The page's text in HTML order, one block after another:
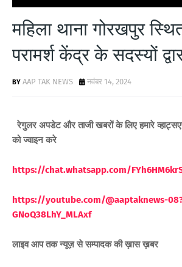
S
महिला थाना गोरखपुर
परामर्श केंद्र के सदस्यों
AAP TAK NEWS नवंबर 14, 2024
रेगुलर अपडेट और ताजी खबरों के लिए हमारे
को ज्वाइन करे
https://chat.whatsapp.com/
https://youtube.com/@aaptaknews-
GNoQ38LhY_MLAxf
लाइव आप तक न्यूज़ से सम्पादक की ख़ास ख़बर